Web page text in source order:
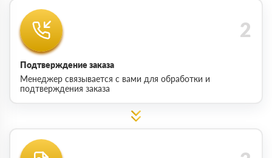
Подтверждение заказа
Менеджер связывается с вами для обработки и
подтверждения заказа